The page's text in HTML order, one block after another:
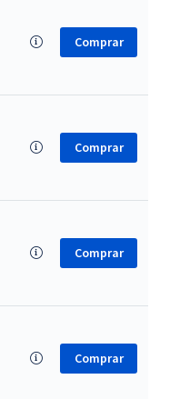
Comprar
Comprar
Comprar
Comprar